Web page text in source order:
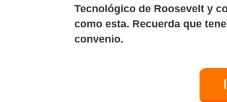
Tecnológico de Roosevelt y
como esta. Recuerda que
convenio.